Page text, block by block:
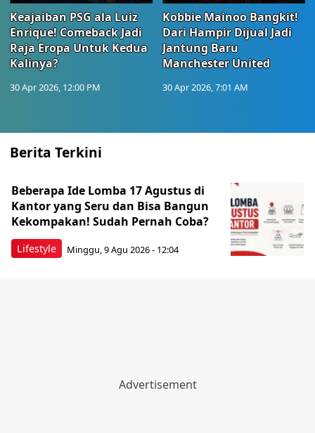
Keajaiban PSG ala Luiz
Enrique! Comeback Jadi
Raja Eropa Untuk Kedua
Kalinya?
30 Apr 2026, 12:00 PM
Kobbie Mainoo Bangkit!
Dari Hampir Dijual Jadi
Jantung Baru
Manchester United
30 Apr 2026, 7:01 AM
Berita Terkini
Lifestyle
Beberapa Ide Lomba 17 Agustus di
Kantor yang Seru dan Bisa Bangun
Kekompakan! Sudah Pernah Coba?
Minggu, 9 Agu 2026 - 12:04